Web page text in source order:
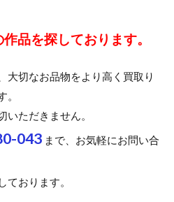
品を探しております。
大切なお品物をより高く買取り
いただきません。
043 まで、お気軽にお問い合
ております。